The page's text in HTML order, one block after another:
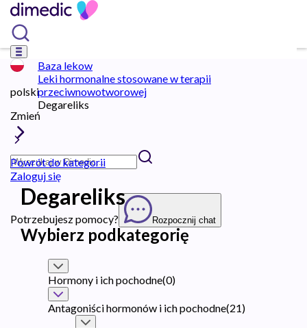
polski
Zmień
Zaloguj się
Potrzebujesz pomocy? Rozpocznij chat
Baza lekow
Leki hormonalne stosowane w terapii
przeciwnowotworowej
Degareliks
Powrót do kategorii
Degareliks
Wybierz podkategorię
Hormony i ich pochodne(0)
Antagoniści hormonów i ich pochodne(21)